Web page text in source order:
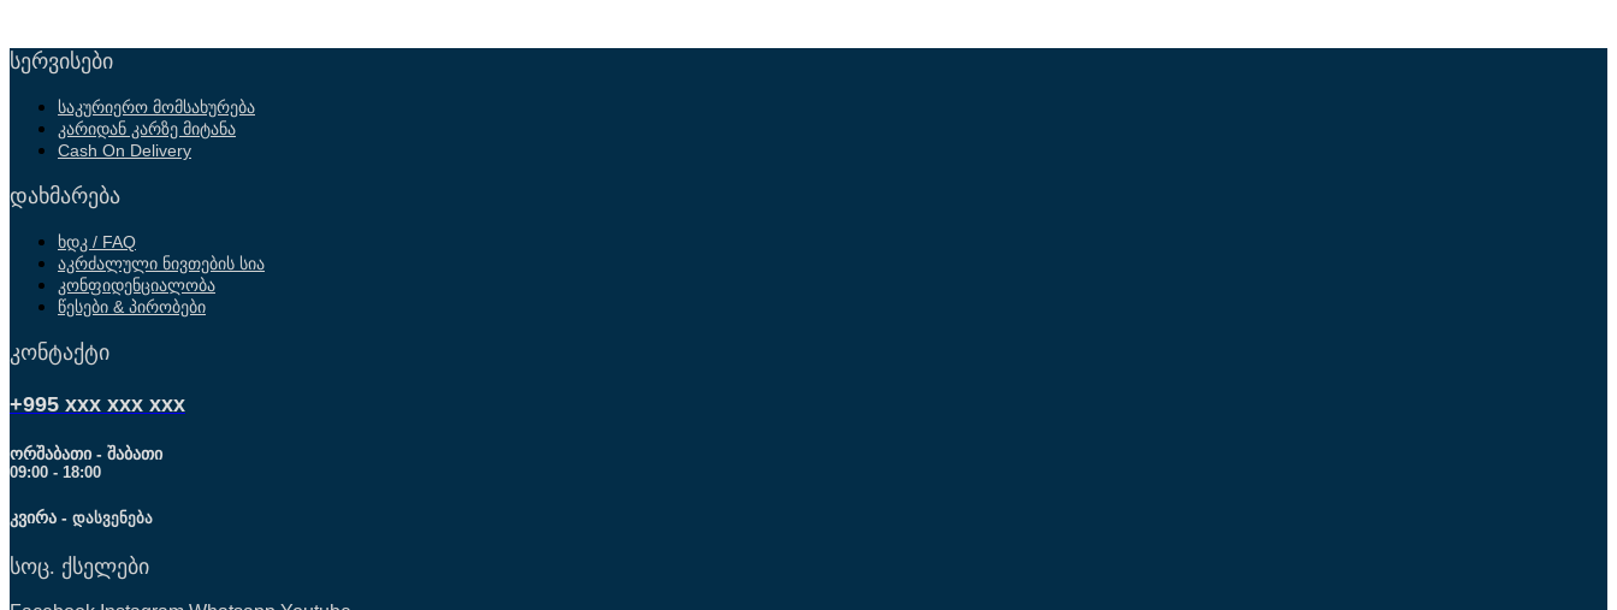
სერვისები
საკურიერო მომსახურება
კარიდან კარზე მიტანა
Cash On Delivery
დახმარება
ხდკ / FAQ
აკრძალული ნივთების სია
კონფიდენციალობა
წესები & პირობები
კონტაქტი
+995 xxx xxx xxx
ორშაბათი - შაბათი
09:00 - 18:00
კვირა - დასვენება
სოც. ქსელები